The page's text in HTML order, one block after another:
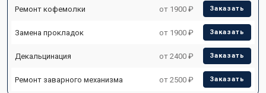
Ремонт кофемолки от 1900 ₽ Заказать
Замена прокладок от 1900 ₽ Заказать
Декальцинация от 2400 ₽ Заказать
Ремонт заварного механизма от 2500 ₽ Заказать